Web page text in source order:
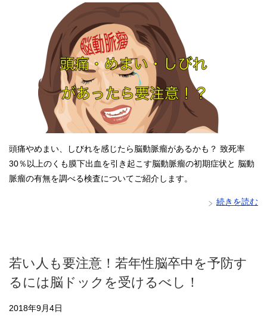
頭痛やめまい、しびれを感じたら脳動脈瘤があるかも？ 致死率
30％以上のくも膜下出血を引き起こす脳動脈瘤の初期症状と 脳動
脈瘤の有無を調べる検査についてご紹介します。
続きを読む
若い人も要注意！若年性脳卒中を予防す
るには脳ドックを受けるべし！
2018年9月4日